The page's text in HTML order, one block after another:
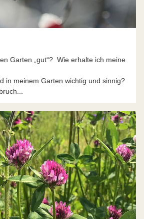
Garten „gut“? Wie erhalte ich meine
in meinem Garten wichtig und sinnig?